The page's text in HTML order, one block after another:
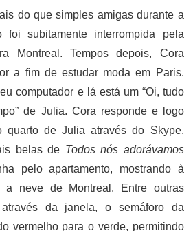
do que simples amigas durante a
foi subitamente interrompida pela
Montreal. Tempos depois, Cora
a fim de estudar moda em Paris.
computador e lá está um “Oi, tudo
de Julia. Cora responde e logo
quarto de Julia através do Skype.
belas de Todos nós adorávamos
pelo apartamento, mostrando à
neve de Montreal. Entre outras
da janela, o semáforo da
vermelho para o verde, permitindo